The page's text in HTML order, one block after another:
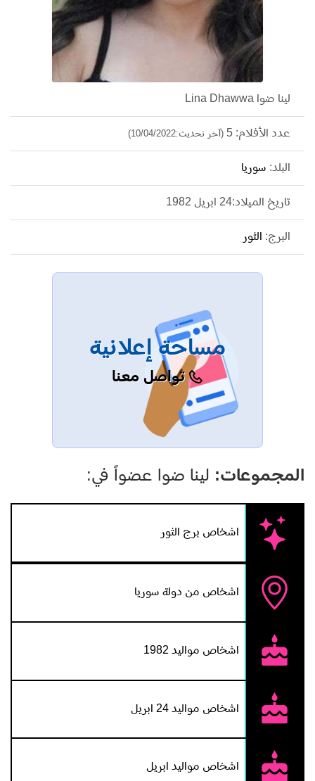
لينا ضوا Lina Dhawwa
عدد الأفلام: 5 (آخر تحديث:10/04/2022)
البلد: سوريا
تاريخ الميلاد:24 ابريل 1982
البرج: الثور
مساحة إعلانية
تواصل معنا
المجموعات: لينا ضوا عضواً في:
اشخاص برج الثور
اشخاص من دولة سوريا
اشخاص مواليد 1982
اشخاص مواليد 24 ابريل
اشخاص مواليد ابريل